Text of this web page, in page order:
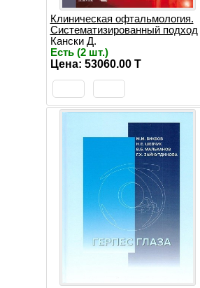
Клиническая офтальмология.
Систематизированный подход
Кански Д.
Есть (2 шт.)
Цена: 53060.00 T